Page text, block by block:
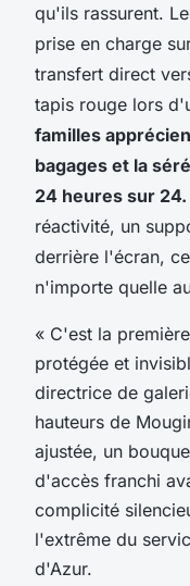
qu'ils rassurent.
prise en charge
transfert direct
tapis rouge lors
familles
bagages et la
24 heures sur 24.
réactivité, un
derrière l'écran,
n'importe quelle
« C'est la
protégée et
directrice de
hauteurs de
ajustée, un
d'accès franchi
complicité
l'extrême du
d'Azur.